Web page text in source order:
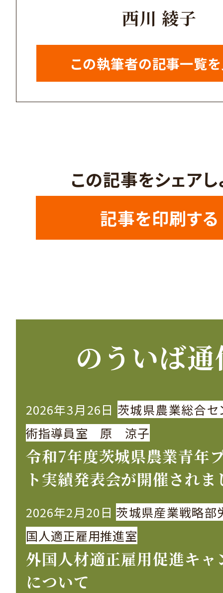
西川 綾子
この執筆者の記事一覧
この記事をシェアし
記事を印刷する
のういば
2026年3月26日 茨城県農業総合セ
術指導員室 原 涼子
令和7年度茨城県農業青年
ト実績発表会が開催されま
2026年2月20日 茨城県産業戦略部
国人適正雇用推進室
外国人材適正雇用促進キャ
について